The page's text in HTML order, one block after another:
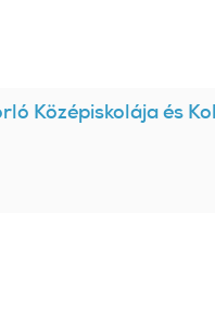
Középiskolája és